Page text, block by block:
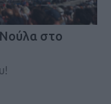
στο